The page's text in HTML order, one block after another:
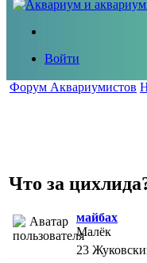
Войти
Форум Аквариумистов
Что за
майбах
Малёк
23